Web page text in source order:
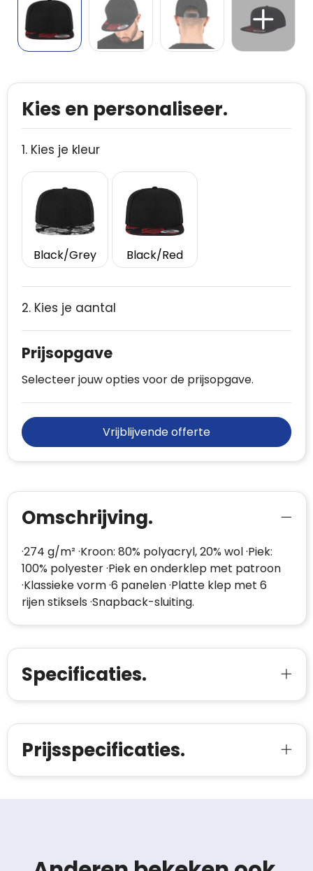
Kies en personaliseer.
1. Kies je kleur
Black/Grey Black/Red
2. Kies je aantal
Prijsopgave
Selecteer jouw opties voor de prijsopgave.
Vrijblijvende offerte
Omschrijving.
·274 g/m² ·Kroon: 80% polyacryl, 20% wol ·Piek:
100% polyester ·Piek en onderklep met patroon
·Klassieke vorm ·6 panelen ·Platte klep met 6
rijen stiksels ·Snapback-sluiting.
Specificaties.
Prijsspecificaties.